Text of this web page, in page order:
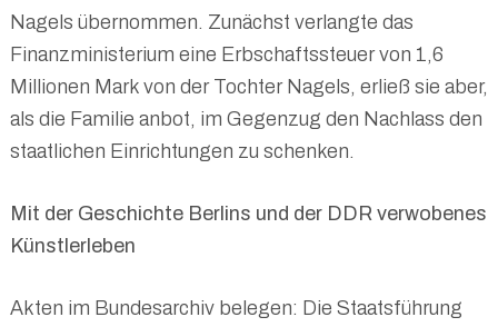
Nagels übernommen. Zunächst verlangte das
Finanzministerium eine Erbschaftssteuer von 1,6
Millionen Mark von der Tochter Nagels, erließ sie aber,
als die Familie anbot, im Gegenzug den Nachlass den
staatlichen Einrichtungen zu schenken.
Mit der Geschichte Berlins und der DDR verwobenes
Künstlerleben
Akten im Bundesarchiv belegen: Die Staatsführung